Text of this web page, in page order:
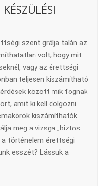
szent grálja talán az
volt, hogy mit
vagy az érettségi
teljesen kiszámítható
között mik fognak
amit ki kell dolgozni
kiszámíthatók.
meg a vizsga „biztos
a történelem érettségi
esszét? Lássuk a